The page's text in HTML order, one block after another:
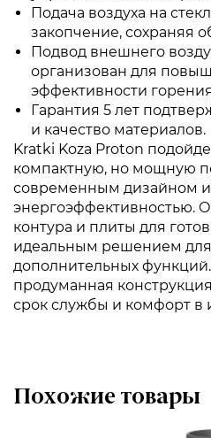
Подача воздуха на
закопчение, сохраняя
Подвод внешнего
организован для
эффективности
Гарантия 5 лет
и качество материалов.
Kratki Koza Proton
компактную, но мощную
современным дизайном
энергоэффективностью.
контура и плиты для
идеальным решением
дополнительных
продуманная
срок службы и комфорт в
Похожие товары